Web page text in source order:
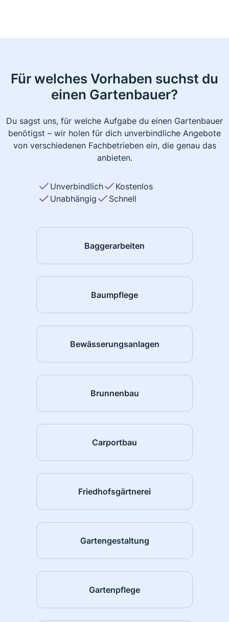
Für welches Vorhaben suchst du
einen Gartenbauer?
Du sagst uns, für welche Aufgabe du einen Gartenbauer
benötigst – wir holen für dich unverbindliche Angebote
von verschiedenen Fachbetrieben ein, die genau das
anbieten.
Unverbindlich
Kostenlos
Unabhängig
Schnell
Baggerarbeiten
Baumpflege
Bewässerungsanlagen
Brunnenbau
Carportbau
Friedhofsgärtnerei
Gartengestaltung
Gartenpflege